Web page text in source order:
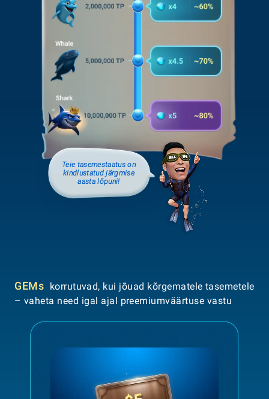
Teie tasemestaatus on
kindlustatud järgmise
aasta lõpuni!
GEMs
korrutuvad, kui jõuad kõrgematele tasemetele
– vaheta need igal ajal preemiumväärtuse vastu